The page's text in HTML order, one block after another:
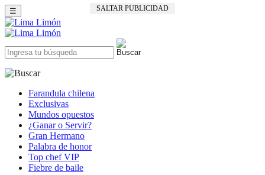
SALTAR PUBLICIDAD
☰
Farandula chilena
Exclusivas
Mundos opuestos
¿Ganar o Servir?
Gran Hermano
Palabra de honor
Top chef VIP
Fiebre de baile